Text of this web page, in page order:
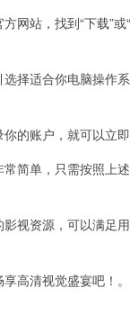
站，找到“下载”或“
择适合你电脑操作
账户，就可以立即
简单，只需按照上述
视资源，可以满足
清视觉盛宴吧！。